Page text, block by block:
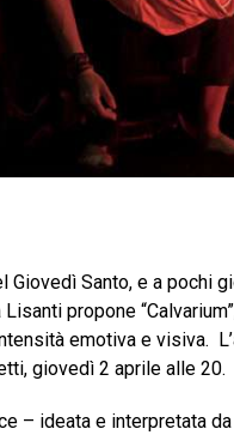
Giovedì Santo, e a pochi
Lisanti propone
emotiva e visiva.
giovedì 2 aprile alle 20.
– ideata e interpretata